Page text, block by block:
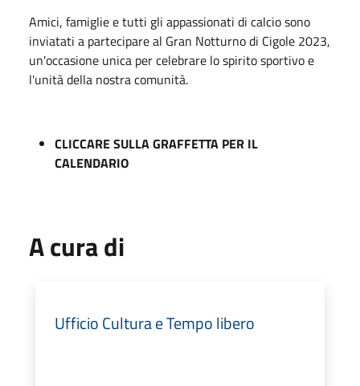
Amici, famiglie e tutti gli appassionati di calcio sono
inviatati a partecipare al Gran Notturno di Cigole 2023,
un'occasione unica per celebrare lo spirito sportivo e
l'unità della nostra comunità.
CLICCARE SULLA GRAFFETTA PER IL
CALENDARIO
A cura di
Ufficio Cultura e Tempo libero